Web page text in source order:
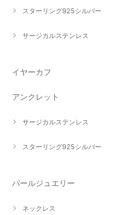
スターリング925シルバー
サージカルステンレス
イヤーカフ
アンクレット
サージカルステンレス
スターリング925シルバー
パールジュエリー
ネックレス